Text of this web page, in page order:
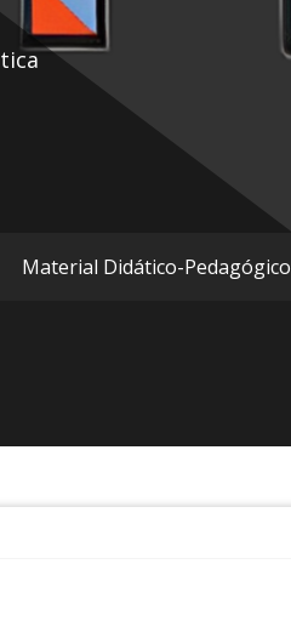
Material Didático-Pedagógico